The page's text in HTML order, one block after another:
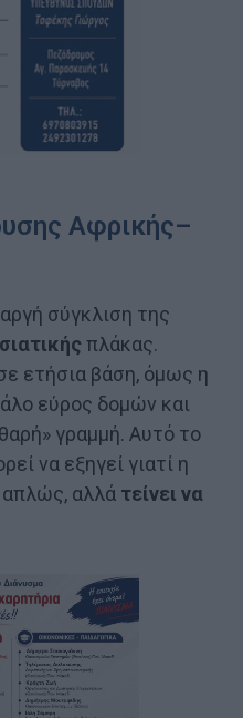
Αφρικής–
σύγκλιση της
πλάκας.
ετήσια βάση, όμως η
εύρος δομών και
γραμμή. Αυτό το
να εξηγεί γιατί η
απλώς, αλλά τείνει να